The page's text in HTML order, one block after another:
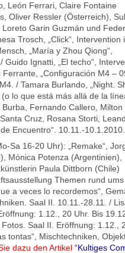
León Ferrari, Claire Fontaine
Oliver Ressler (Österreich),
Garin Guzmán und
Trosch, „Click“, Intervention
„María y Zhou Qiong“,
Guido Ignatti, „El techo“,
„Configuración M4 –
/ Tamara Burlando, „Night.
lo que está más allá de la
Fernando Callero, Milton
Cruz, Rosana Storti,
Encuentro“. 10.11.-10.1.2010.
Sa 16-20 Uhr): „Remake“,
Mónica Potenza (Argentinien),
Paula Dittborn (Chile)
Themen rund
a veces lo recordemos“,
Saal II. 10.11.-28.11. /
1.12., 20 Uhr. Bis
Saal II. Eröffnung: 1.12.,
tontas“, Mischtechniken,
dazu den Artikel “Kultiges